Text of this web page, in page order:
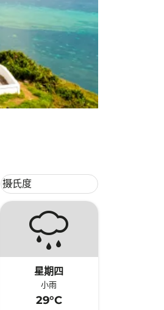
Weather unit option 摄氏度
摄氏度
keyboard_arrow_down
星期四
小雨
29°C